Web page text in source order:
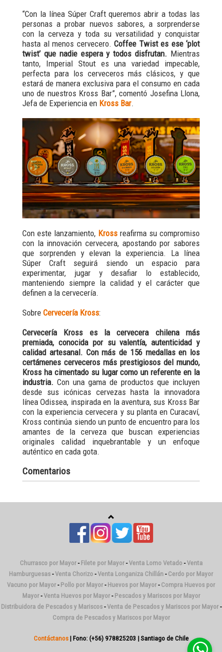
“Con la línea Súper Craft queremos abrir a todas las
personas a probar nuevos sabores, a sorprenderse
con la cerveza y toda su versatilidad y conquistar
hasta al menos cervecero. Coffee Twist es ese ‘plot
twist’ que nadie espera y todos disfrutan. Mientras
tanto, Imperial Stout es una variedad impecable,
perfecta para los cerveceros más clásicos, y que
estará de manera exclusiva para el consumo en cada
uno de nuestros Kross Bar”, comentó Josefina Llona,
Jefa de Experiencia en Kross Bar.
Con este lanzamiento, Kross reafirma su compromiso
con la innovación cervecera, apostando por sabores
que sorprenden y elevan la experiencia. La línea
Súper Craft seguirá siendo un espacio para
experimentar, jugar y desafiar lo establecido,
manteniendo siempre la calidad y el carácter que
definen a la cervecería.
Sobre Cervecería Kross:
Cervecería Kross es la cervecera chilena más
premiada, conocida por su valentía, autenticidad y
calidad artesanal. Con más de 156 medallas en los
certámenes cerveceros más prestigiosos del mundo,
Kross ha cimentado su lugar como un referente en la
industria. Con una gama de productos que incluyen
desde sus icónicas cervezas hasta la innovadora
línea Odissea, inspirada en la aventura, sus Kross Bar
con la experiencia cervecera y su planta en Curacaví,
Kross continúa siendo un punto de encuentro para los
amantes de la cerveza que buscan experiencias
originales calidad inquebrantable y un enfoque
auténtico en cada gota.
Comentarios
Churrasco por Mayor- Filete por Mayor-Venta Lomo Vetado-Venta
Hamburguesas -Venta Chorizo -Venta Longaniza Chillán - Cerdo por Mayor
Vacuno por Mayor - Pollo por Mayor - Huevos por Mayor - Compra Huevos por
Mayor-Venta Huevos por Mayor- Pescados y Mariscos por Mayor
Distribuidora de Pescados y Mariscos-Venta de Pescados y Mariscos por Mayor-
Compra de Pescados y Mariscos por Mayor
Contáctanos| Fono: (+56) 978825203 | Santiago de Chile